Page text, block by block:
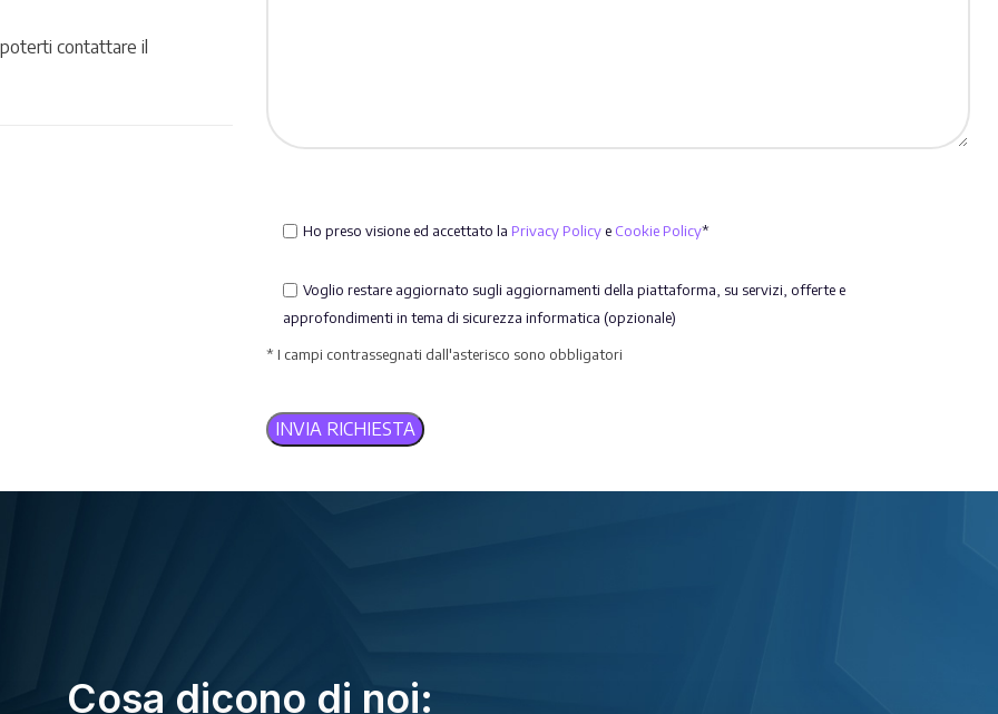
contattare il
Ho preso visione ed accettato la Privacy Policy e Cookie Policy*
Voglio restare aggiornato sugli aggiornamenti della piattaforma, su servizi, offerte e
approfondimenti in tema di sicurezza informatica (opzionale)
* I campi contrassegnati dall'asterisco sono obbligatori
Cosa dicono di noi: